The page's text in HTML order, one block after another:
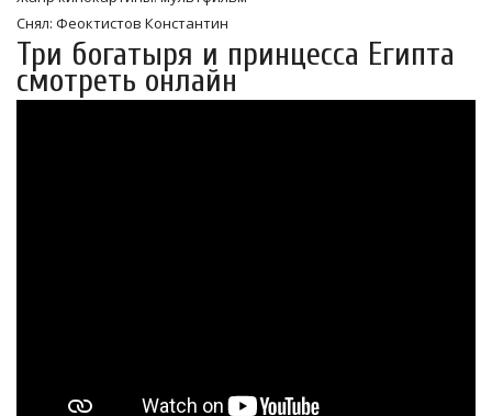
Снял: Феоктистов Константин
Три богатыря и принцесса Египта
смотреть онлайн